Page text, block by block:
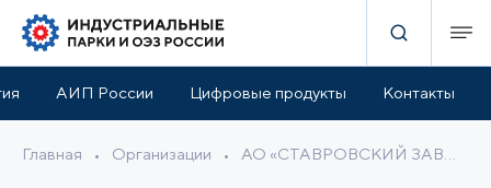
АИП России Цифровые продукты Контакты
Главная • Организации •